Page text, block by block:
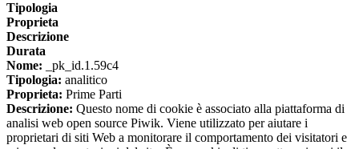
Tipologia
Proprieta
Descrizione
Durata
Nome: _pk_id.1.59c4
Tipologia: analitico
Proprieta: Prime Parti
Descrizione: Questo nome di cookie è associato alla piattaforma di
analisi web open source Piwik. Viene utilizzato per aiutare i
proprietari di siti Web a monitorare il comportamento dei visitatori e